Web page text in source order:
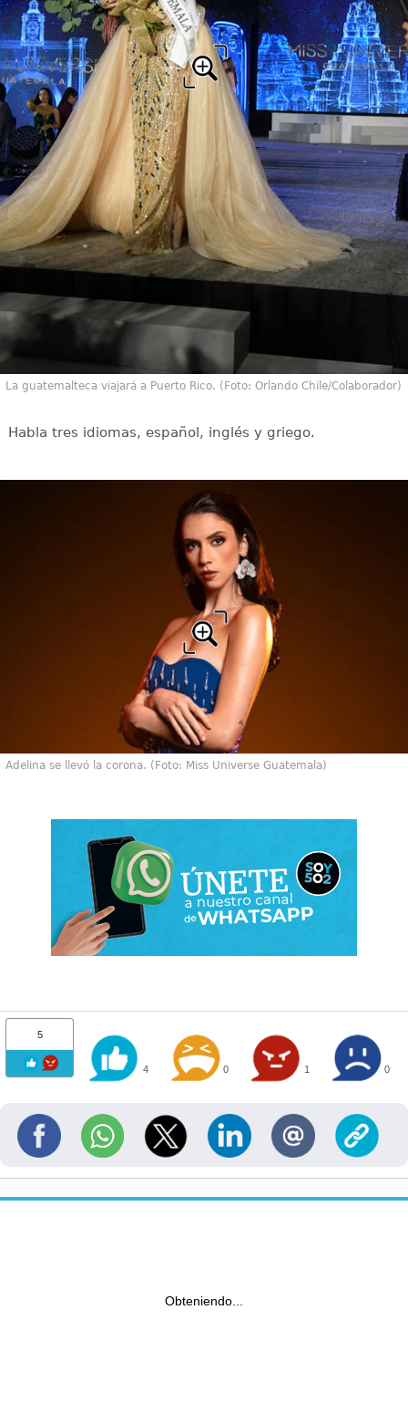
La guatemalteca viajará a Puerto Rico. (Foto: Orlando Chile/Colaborador)
Habla tres idiomas, español, inglés y griego.
Adelina se llevó la corona. (Foto: Miss Universe Guatemala)
5
4 0 1 0
Obteniendo...